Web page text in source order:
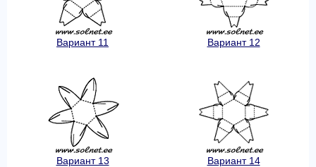
Вариант 11 Вариант 12
Вариант 13 Вариант 14